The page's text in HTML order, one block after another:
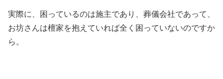
実際に、困っているのは施主であり、葬儀会社であって、
お坊さんは檀家を抱えていれば全く困っていないのですか
ら。